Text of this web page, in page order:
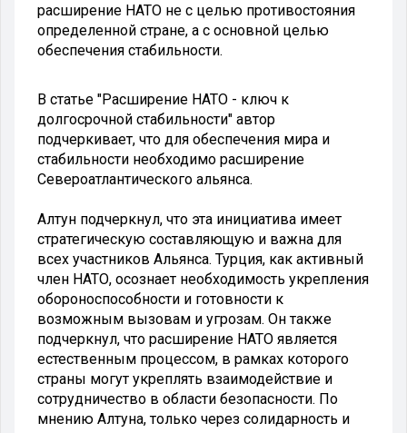
расширение НАТО не с целью противостояния
определенной стране, а с основной целью
обеспечения стабильности.
В статье "Расширение НАТО - ключ к
долгосрочной стабильности" автор
подчеркивает, что для обеспечения мира и
стабильности необходимо расширение
Североатлантического альянса.
Алтун подчеркнул, что эта инициатива имеет
стратегическую составляющую и важна для
всех участников Альянса. Турция, как активный
член НАТО, осознает необходимость укрепления
обороноспособности и готовности к
возможным вызовам и угрозам. Он также
подчеркнул, что расширение НАТО является
естественным процессом, в рамках которого
страны могут укреплять взаимодействие и
сотрудничество в области безопасности. По
мнению Алтуна, только через солидарность и